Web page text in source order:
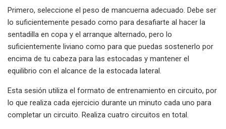
Primero, seleccione el peso de mancuerna adecuado. Debe ser
lo suficientemente pesado como para desafiarte al hacer la
sentadilla en copa y el arranque alternado, pero lo
suficientemente liviano como para que puedas sostenerlo por
encima de tu cabeza para las estocadas y mantener el
equilibrio con el alcance de la estocada lateral.
Esta sesión utiliza el formato de entrenamiento en circuito, por
lo que realiza cada ejercicio durante un minuto cada uno para
completar un circuito. Realiza cuatro circuitos en total.